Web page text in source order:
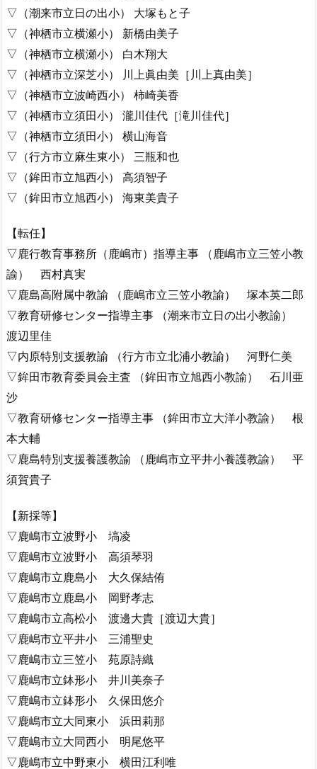
▽（潮来市立日の出小） 大塚もと子
▽（神栖市立横瀬小） 新橋由美子
▽（神栖市立横瀬小） 白木翔大
▽（神栖市立深芝小） 川上眞由美［川上真由美］
▽（神栖市立波崎西小） 柿崎美香
▽（神栖市立須田小） 瀧川佳代［滝川佳代］
▽（神栖市立須田小） 横山海音
▽（行方市立麻生東小） 三瓶和也
▽（鉾田市立旭西小） 高須智子
▽（鉾田市立旭西小） 海東美貴子
【転任】
▽鹿行教育事務所（鹿嶋市）指導主事 （鹿嶋市立三笠小教
諭） 西村真実
▽鹿島高附属中教諭 （鹿嶋市立三笠小教諭） 塚本英二郎
▽教育研修センター指導主事 （潮来市立日の出小教諭）
渡辺里佳
▽内原特別支援教諭 （行方市立北浦小教諭） 河野仁美
▽鉾田市教育委員会主査 （鉾田市立旭西小教諭） 石川亜
沙
▽教育研修センター指導主事 （鉾田市立大洋小教諭） 根
本大輔
▽鹿島特別支援養護教諭 （鹿嶋市立平井小養護教諭） 平
須賀貴子
【新採等】
▽鹿嶋市立波野小 塙凌
▽鹿嶋市立波野小 高須琴羽
▽鹿嶋市立鹿島小 大久保結侑
▽鹿嶋市立鹿島小 岡野孝志
▽鹿嶋市立高松小 渡邊大貴［渡辺大貴］
▽鹿嶋市立平井小 三浦聖史
▽鹿嶋市立三笠小 苑原詩織
▽鹿嶋市立鉢形小 井川美奈子
▽鹿嶋市立鉢形小 久保田悠介
▽鹿嶋市立大同東小 浜田莉那
▽鹿嶋市立大同西小 明尾悠平
▽鹿嶋市立中野東小 横田江利唯